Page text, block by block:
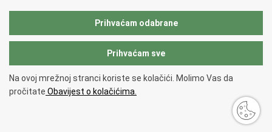
EU National Institutes for Culture
Međunarodni centar za podvodnu arheologiju u Zadru (MCPA)
Copyright © 2026 Ministarstvo kulture i medija.
pristupačnosti.
Prihvaćam odabrane
Prihvaćam sve
Na ovoj mrežnoj stranci koriste se kolačići. Molimo Vas da
pročitate Obavijest o kolačićima.